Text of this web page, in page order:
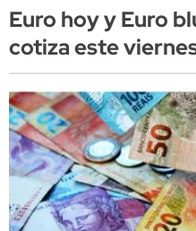
Euro hoy y Euro
cotiza este